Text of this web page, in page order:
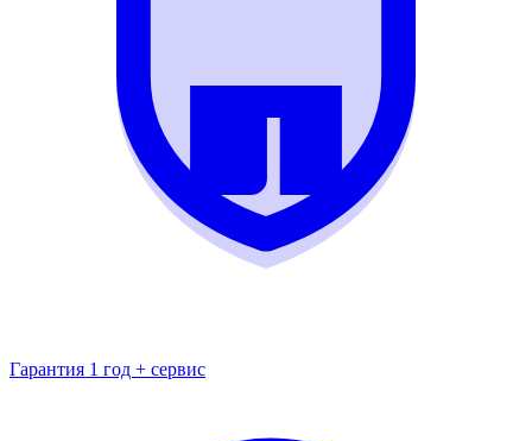
Гарантия 1 год + сервис